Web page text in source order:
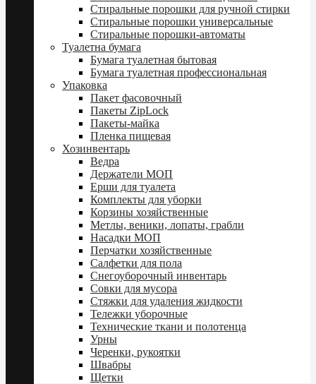
Стиральные порошки для ручной стирки
Стиральные порошки универсальные
Стиральные порошки-автоматы
Туалетна бумага
Бумага туалетная бытовая
Бумага туалетная профессиональная
Упаковка
Пакет фасовочный
Пакеты ZipLock
Пакеты-майка
Пленка пищевая
Хозинвентарь
Ведра
Держатели МОП
Ерши для туалета
Комплекты для уборки
Корзины хозяйственные
Метлы, веники, лопаты, грабли
Насадки МОП
Перчатки хозяйственные
Салфетки для пола
Снегоуборочный инвентарь
Совки для мусора
Стяжки для удаления жидкости
Тележки уборочные
Технические ткани и полотенца
Урны
Черенки, рукоятки
Швабры
Щетки